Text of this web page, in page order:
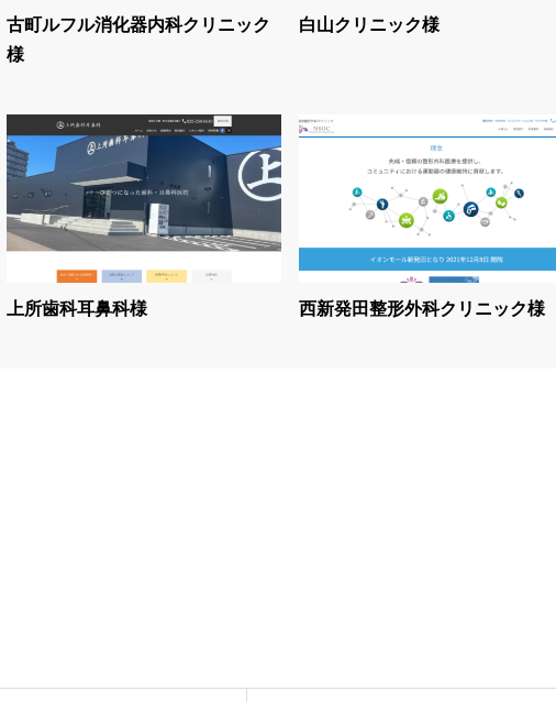
古町ルフル消化器内科クリニック
様
白山クリニック様
上所歯科耳鼻科様 西新発田整形外科クリニック様